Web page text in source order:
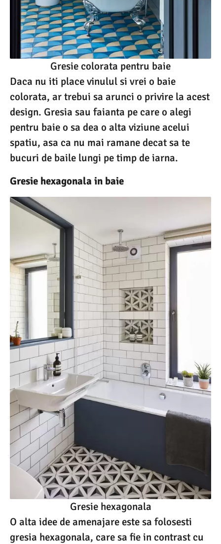
Gresie colorata pentru baie
Daca nu iti place vinulul si vrei o baie
colorata, ar trebui sa arunci o privire la acest
design. Gresia sau faianta pe care o alegi
pentru baie o sa dea o alta viziune acelui
spatiu, asa ca nu mai ramane decat sa te
bucuri de baile lungi pe timp de iarna.
Gresie hexagonala in baie
Gresie hexagonala
O alta idee de amenajare este sa folosesti
gresia hexagonala, care sa fie in contrast cu